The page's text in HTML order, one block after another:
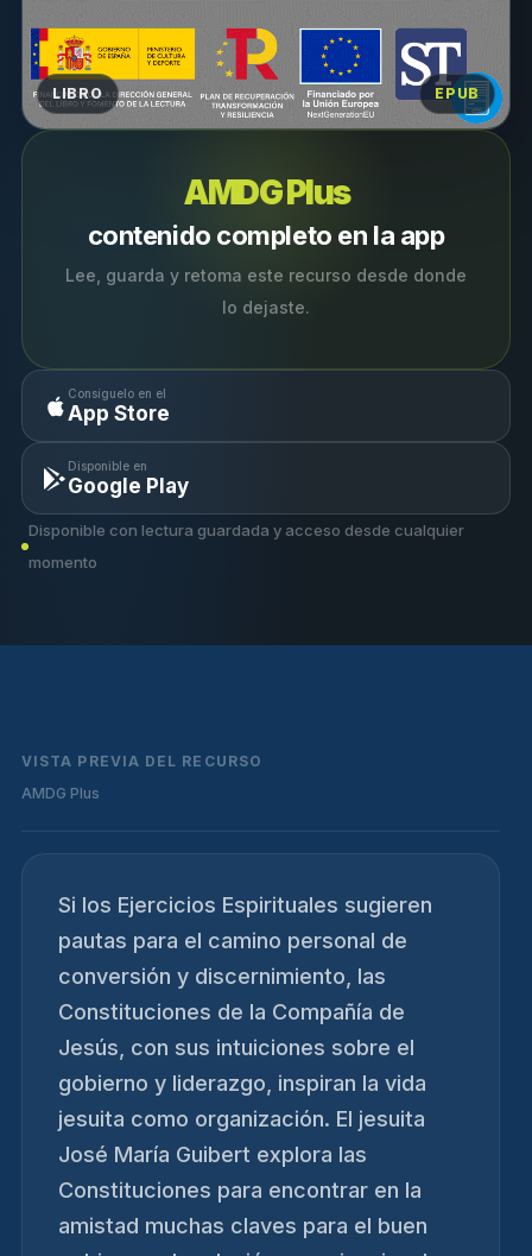
LIBRO EPUB
AMDG Plus
contenido completo en la app
Lee, guarda y retoma este recurso desde donde
lo dejaste.
Consíguelo en el
App Store
Disponible en
Google Play
Disponible con lectura guardada y acceso desde cualquier
momento
VISTA PREVIA DEL RECURSO
AMDG Plus
Si los Ejercicios Espirituales sugieren
pautas para el camino personal de
conversión y discernimiento, las
Constituciones de la Compañía de
Jesús, con sus intuiciones sobre el
gobierno y liderazgo, inspiran la vida
jesuita como organización. El jesuita
José María Guibert explora las
Constituciones para encontrar en la
amistad muchas claves para el buen